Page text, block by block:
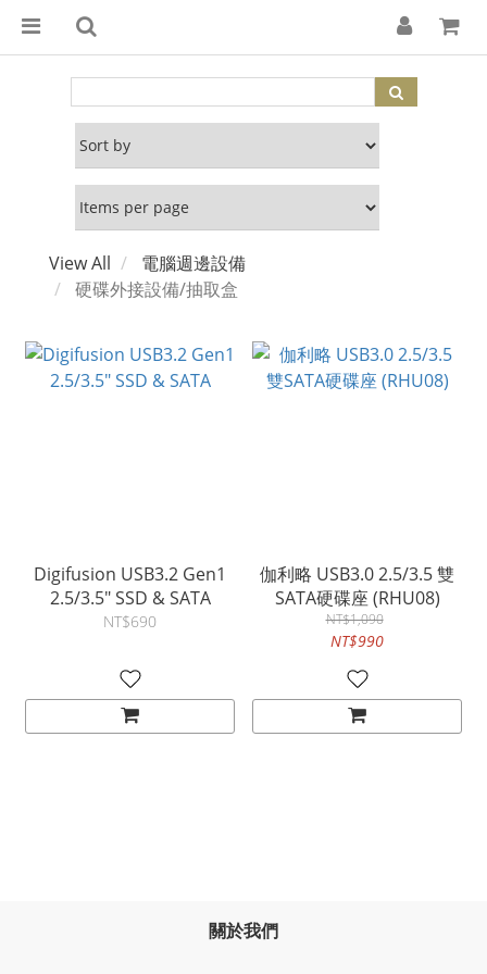
View All
電腦週邊設備
硬碟外接設備/抽取盒
Digifusion USB3.2 Gen1
2.5/3.5" SSD & SATA
NT$690
伽利略 USB3.0 2.5/3.5 雙
SATA硬碟座 (RHU08)
NT$1,090
NT$990
關於我們